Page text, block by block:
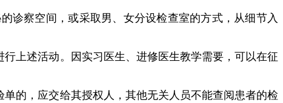
察空间，或采取男、女分设检查室的方式，从细节入
上述活动。因实习医生、进修医生教学需要，可以在征
的，应交给其授权人，其他无关人员不能查阅患者的检